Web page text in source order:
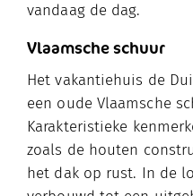
vandaag de dag.
Vlaamsche schuur
Het vakantiehuis de
een oude Vlaamsche
Karakteristieke
zoals de houten
het dak op rust. In de